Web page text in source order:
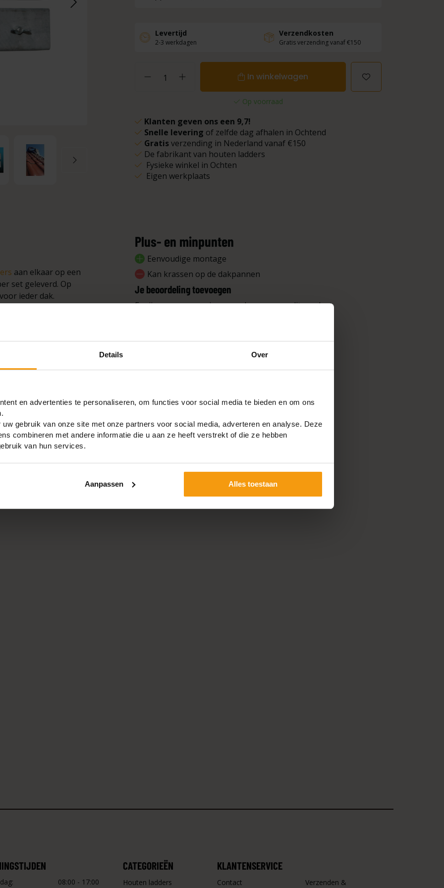
Details Over
en advertenties te personaliseren, om functies voor social media te bieden en om ons
gebruik van onze site met onze partners voor social media, adverteren en analyse. Deze
combineren met andere informatie die u aan ze heeft verstrekt of die ze hebben
van hun services.
Aanpassen Alles toestaan
Levertijd
2-3 werkdagen
Verzendkosten
Gratis verzending vanaf €150
In winkelwagen
Op voorraad
Klanten geven ons een 9,7!
Snelle levering of zelfde dag afhalen in Ochtend
Gratisverzending in Nederland vanaf €150
De fabrikant van houten ladders
Fysieke winkel in Ochten
Eigen werkplaats
aan elkaar op een
set geleverd. Op
ieder dak.
ladderbomen te
op de ladder,
Geleverd in een set
Plus- en minpunten
Eenvoudige montage
Kan krassen op de dakpannen
Je beoordeling toevoegen
Er zijn nog geen reviews geschreven over dit product.
Schrijf een beoordeling
08:00 - 17:00
CATEGORIEËN
Houten ladders
KLANTENSERVICE
Contact Verzenden &